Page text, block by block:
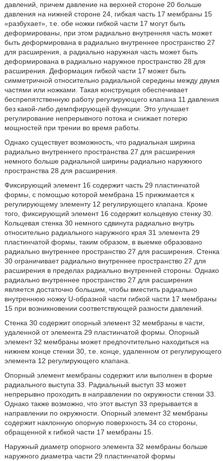
давлений, причем давление на верхней стороне 20 больше
давления на нижней стороне 24, гибкая часть 17 мембраны 15
«разбухает», т.е. обе ножки гибкой части 17 могут быть
деформированы, при этом радиально внутренняя часть может
быть деформирована в радиально внутреннее пространство 27
для расширения, а радиально наружная часть может быть
деформирована в радиально наружное пространство 28 для
расширения. Деформация гибкой части 17 может быть
симметричной относительно радиальной середины между двумя
частями или ножками. Такая конструкция обеспечивает
беспрепятственную работу регулирующего клапана 11 давления
без какой-либо демпфирующей функции. Это улучшает
регулирование непрерывного потока и снижает потерю
мощностей при трении во время работы.
Однако существует возможность, что радиальная ширина
радиально внутреннего пространства 27 для расширения
немного больше радиальной ширины радиально наружного
пространства 28 для расширения.
Фиксирующий элемент 16 содержит часть 29 пластинчатой
формы, с помощью которой мембрана 15 прижимается к
регулирующему элементу 12 регулирующего клапана. Кроме
того, фиксирующий элемент 16 содержит кольцевую стенку 30.
Кольцевая стенка 30 немного сдвинута радиально внутрь
относительно радиального наружного края 31 элемента 29
пластинчатой формы, таким образом, в выемке образовано
радиально внутреннее пространство 27 для расширения. Стенка
30 ограничивает радиально внутреннее пространство 27 для
расширения в пределах радиально внутренней стороны. Однако
радиально внутреннее пространство 27 для расширения
является достаточно большим, чтобы вместить радиально
внутреннюю ножку U-образной части гибкой части 17 мембраны
15 при возникновении соответствующей разности давлений.
Стенка 30 содержит опорный элемент 32 мембраны в части,
удаленной от элемента 29 пластинчатой формы. Опорный
элемент 32 мембраны может предпочтительно находиться на
нижнем конце стенки 30, т.е. конце, удаленном от регулирующего
элемента 12 регулирующего клапана.
Опорный элемент мембраны содержит или выполнен в форме
радиального выступа 33. Радиальный выступ 33 может
непрерывно проходить в направлении по окружности стенки 33.
Однако также возможно, что этот выступ 33 прерывается в
направлении по окружности. Опорный элемент 32 мембраны
содержит наклонную опорную поверхность 34 со стороны,
обращенной к гибкой части 17 мембраны 15.
Наружный диаметр опорного элемента 32 мембраны больше
наружного диаметра части 29 пластинчатой формы